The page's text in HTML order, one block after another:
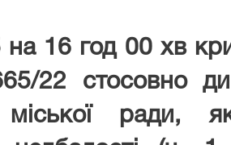
на 16 год 00 хв
22 стосовно
міської ради,